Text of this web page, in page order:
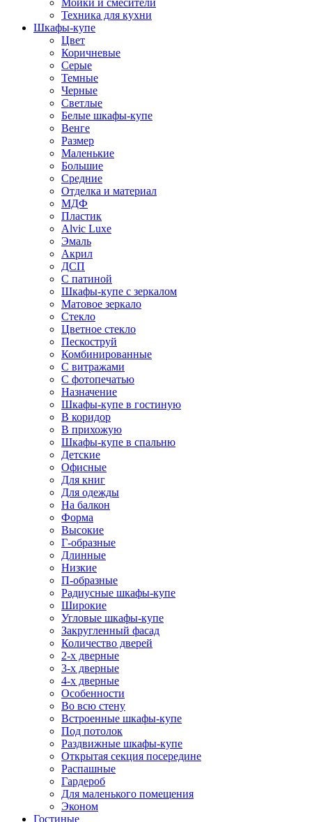
Мойки и смесители
Техника для кухни
Шкафы-купе
Цвет
Коричневые
Серые
Темные
Черные
Светлые
Белые шкафы-купе
Венге
Размер
Маленькие
Большие
Средние
Отделка и материал
МДФ
Пластик
Alvic Luxe
Эмаль
Акрил
ДСП
С патиной
Шкафы-купе с зеркалом
Матовое зеркало
Стекло
Цветное стекло
Пескоструй
Комбинированные
С витражами
С фотопечатью
Назначение
Шкафы-купе в гостиную
В коридор
В прихожую
Шкафы-купе в спальню
Детские
Офисные
Для книг
Для одежды
На балкон
Форма
Высокие
Г-образные
Длинные
Низкие
П-образные
Радиусные шкафы-купе
Широкие
Угловые шкафы-купе
Закругленный фасад
Количество дверей
2-х дверные
3-х дверные
4-х дверные
Особенности
Во всю стену
Встроенные шкафы-купе
Под потолок
Раздвижные шкафы-купе
Открытая секция посередине
Распашные
Гардероб
Для маленького помещения
Эконом
Гостиные